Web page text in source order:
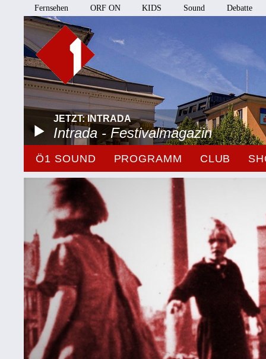
Fernsehen ORF ON KIDS Sound Debatte
JETZT: INTRADA
Intrada - Festivalmagazin
Ö1 SOUND PROGRAMM CLUB